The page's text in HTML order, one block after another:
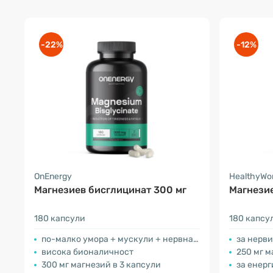
-22%
OnEnergy
Магнезиев бисглицинат 300 мг
180 капсули
по-малко умора + мускули + нервна система
висока бионаличност
300 мг магнезий в 3 капсули
-12%
180
за
250 мг
за